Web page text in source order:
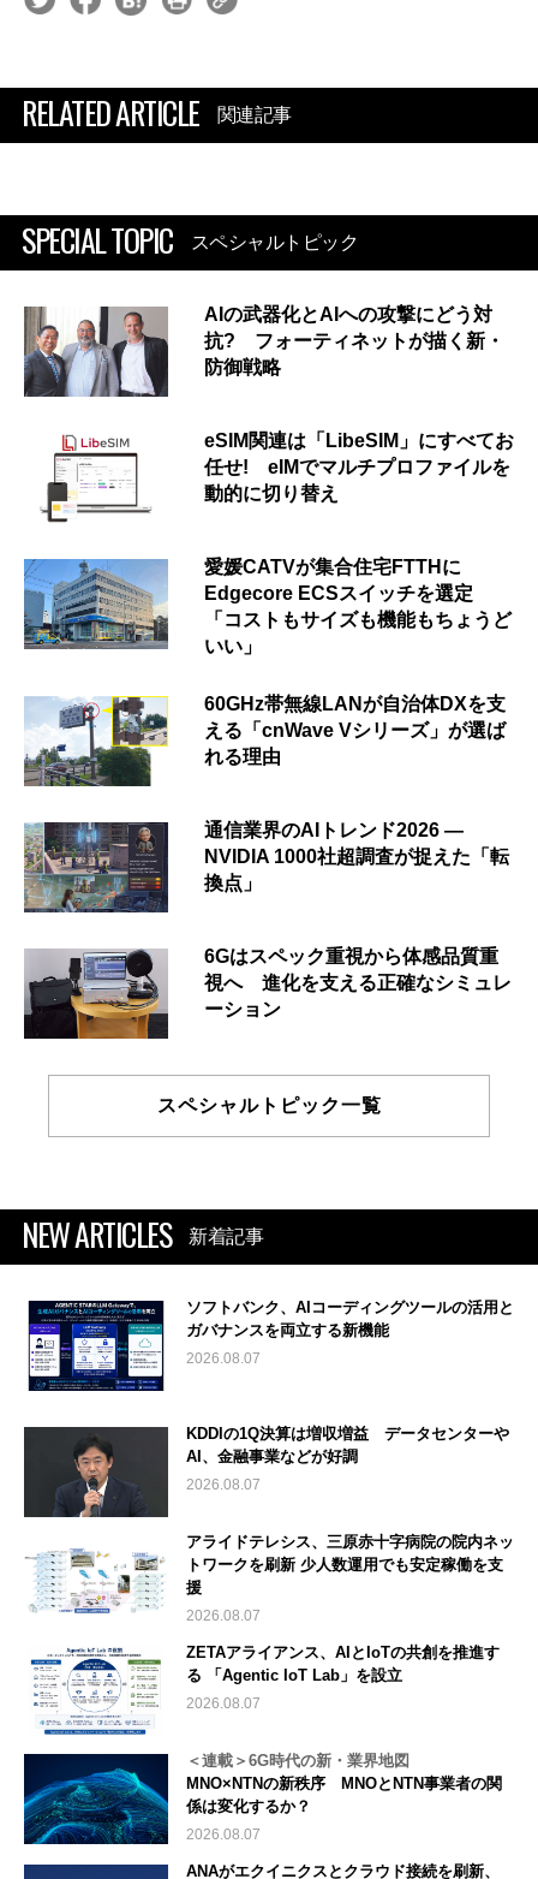
RELATED ARTICLE 関連記事
SPECIAL TOPIC スペシャルトピック
AIの武器化とAIへの攻撃にどう対
抗? フォーティネットが描く新・
防御戦略
eSIM関連は「LibeSIM」にすべてお
任せ! eIMでマルチプロファイルを
動的に切り替え
愛媛CATVが集合住宅FTTHに
Edgecore ECSスイッチを選定
「コストもサイズも機能もちょうど
いい」
60GHz帯無線LANが自治体DXを支
える「cnWave Vシリーズ」が選ば
れる理由
通信業界のAIトレンド2026 ―
NVIDIA 1000社超調査が捉えた「転
換点」
6Gはスペック重視から体感品質重
視へ 進化を支える正確なシミュレ
ーション
スペシャルトピック一覧
NEW ARTICLES 新着記事
ソフトバンク、AIコーディングツールの活用と
ガバナンスを両立する新機能
2026.08.07
KDDIの1Q決算は増収増益 データセンターや
AI、金融事業などが好調
2026.08.07
アライドテレシス、三原赤十字病院の院内ネッ
トワークを刷新 少人数運用でも安定稼働を支
援
2026.08.07
ZETAアライアンス、AIとIoTの共創を推進す
る 「Agentic IoT Lab」を設立
2026.08.07
＜連載＞6G時代の新・業界地図
MNO×NTNの新秩序 MNOとNTN事業者の関
係は変化するか？
2026.08.07
ANAがエクイニクスとクラウド接続を刷新、